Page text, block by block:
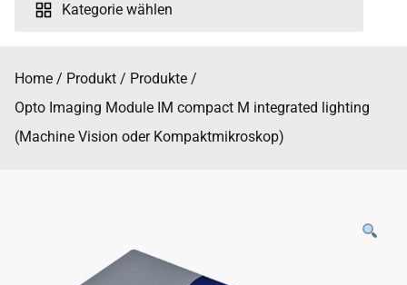
Kategorie wählen
Home Produkt
Produkte
Opto Imaging Module IM compact M integrated lighting
(Machine Vision oder Kompaktmikroskop)